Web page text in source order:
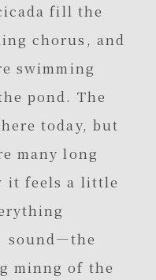
fill the
chorus, and
swimming
pond. The
today, but
many long
it feels a little
sound—the
minng of the